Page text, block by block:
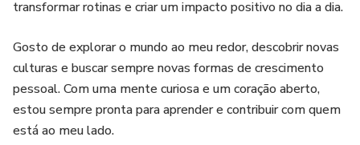
transformar rotinas e criar um impacto positivo no dia a dia.
Gosto de explorar o mundo ao meu redor, descobrir novas
culturas e buscar sempre novas formas de crescimento
pessoal. Com uma mente curiosa e um coração aberto,
estou sempre pronta para aprender e contribuir com quem
está ao meu lado.